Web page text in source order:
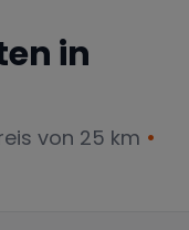
in
von 25 km •